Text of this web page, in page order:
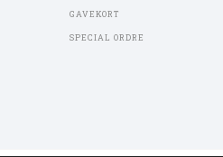
GAVEKORT
SPECIAL ORDRE